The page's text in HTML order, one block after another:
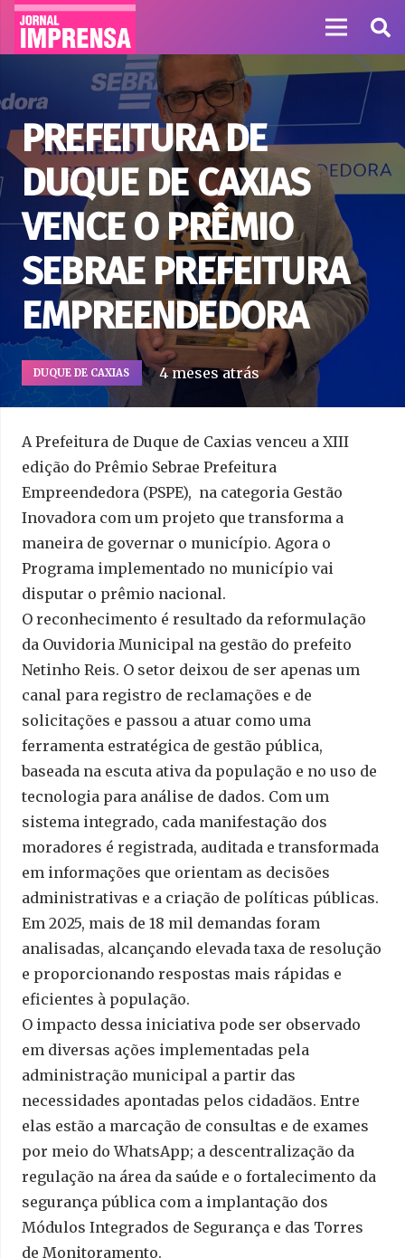
PREFEITURA DE
DUQUE DE CAXIAS
VENCE O PRÊMIO
SEBRAE PREFEITURA
EMPREENDEDORA
DUQUE DE CAXIAS 4 meses atrás
A Prefeitura de Duque de Caxias venceu a XIII
edição do Prêmio Sebrae Prefeitura
Empreendedora (PSPE), na categoria Gestão
Inovadora com um projeto que transforma a
maneira de governar o município. Agora o
Programa implementado no município vai
disputar o prêmio nacional.
O reconhecimento é resultado da reformulação
da Ouvidoria Municipal na gestão do prefeito
Netinho Reis. O setor deixou de ser apenas um
canal para registro de reclamações e de
solicitações e passou a atuar como uma
ferramenta estratégica de gestão pública,
baseada na escuta ativa da população e no uso de
tecnologia para análise de dados. Com um
sistema integrado, cada manifestação dos
moradores é registrada, auditada e transformada
em informações que orientam as decisões
administrativas e a criação de políticas públicas.
Em 2025, mais de 18 mil demandas foram
analisadas, alcançando elevada taxa de resolução
e proporcionando respostas mais rápidas e
eficientes à população.
O impacto dessa iniciativa pode ser observado
em diversas ações implementadas pela
administração municipal a partir das
necessidades apontadas pelos cidadãos. Entre
elas estão a marcação de consultas e de exames
por meio do WhatsApp; a descentralização da
regulação na área da saúde e o fortalecimento da
segurança pública com a implantação dos
Módulos Integrados de Segurança e das Torres
de Monitoramento.